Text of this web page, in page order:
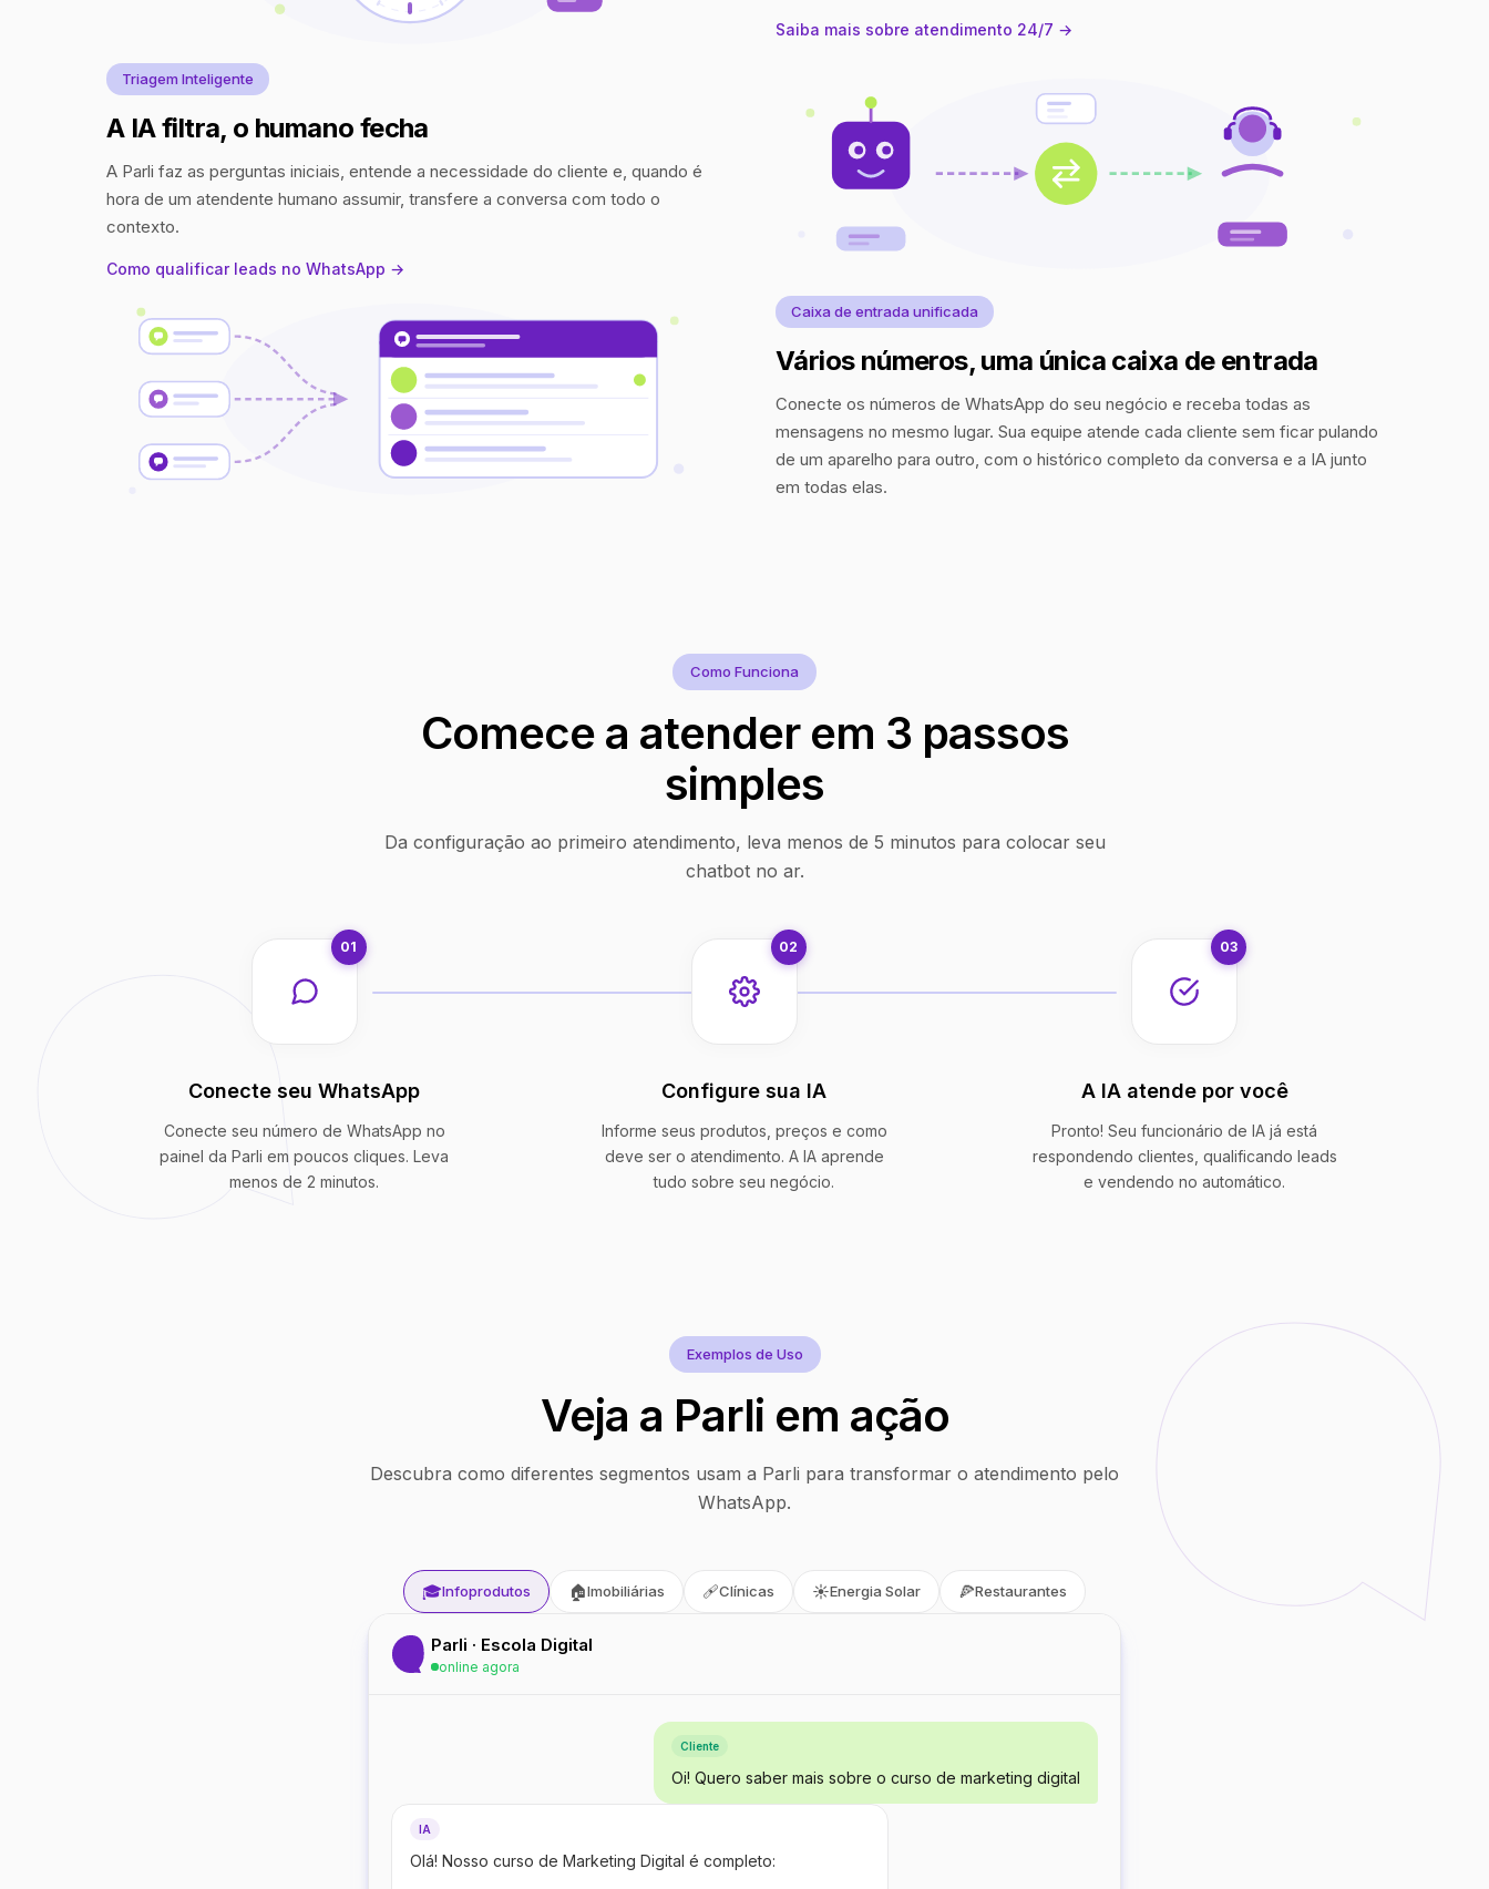
Saiba mais sobre atendimento 24/7 →
Triagem Inteligente
A IA filtra, o humano fecha
A Parli faz as perguntas iniciais, entende a necessidade do cliente e, quando é
hora de um atendente humano assumir, transfere a conversa com todo o
contexto.
Como qualificar leads no WhatsApp →
Caixa de entrada unificada
Vários números, uma única caixa de entrada
Conecte os números de WhatsApp do seu negócio e receba todas as
mensagens no mesmo lugar. Sua equipe atende cada cliente sem ficar pulando
de um aparelho para outro, com o histórico completo da conversa e a IA junto
em todas elas.
Como Funciona
Comece a atender em 3 passos
simples
Da configuração ao primeiro atendimento, leva menos de 5 minutos para colocar seu
chatbot no ar.
01
Conecte seu WhatsApp
Conecte seu número de WhatsApp no
painel da Parli em poucos cliques. Leva
menos de 2 minutos.
02
Configure sua IA
Informe seus produtos, preços e como
deve ser o atendimento. A IA aprende
tudo sobre seu negócio.
03
A IA atende por você
Pronto! Seu funcionário de IA já está
respondendo clientes, qualificando leads
e vendendo no automático.
Exemplos de Uso
Veja a Parli em ação
Descubra como diferentes segmentos usam a Parli para transformar o atendimento pelo
WhatsApp.
🎓Infoprodutos 🏠Imobiliárias 🩹Clínicas ☀️Energia Solar 🍕Restaurantes
Parli · Escola Digital
online agora
Cliente
Oi! Quero saber mais sobre o curso de marketing digital
IA
Olá! Nosso curso de Marketing Digital é completo: